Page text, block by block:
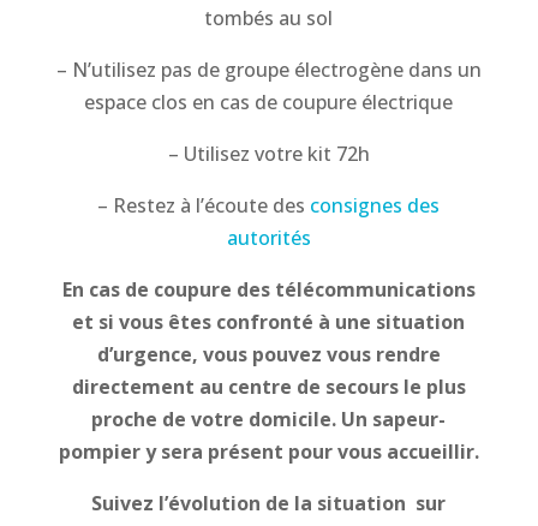
tombés au sol
– N’utilisez pas de groupe électrogène dans un
espace clos en cas de coupure électrique
– Utilisez votre kit 72h
– Restez à l’écoute des consignes des
autorités
En cas de coupure des télécommunications
et si vous êtes confronté à une situation
d’urgence, vous pouvez vous rendre
directement au centre de secours le plus
proche de votre domicile. Un sapeur-
pompier y sera présent pour vous accueillir.
Suivez l’évolution de la situation sur